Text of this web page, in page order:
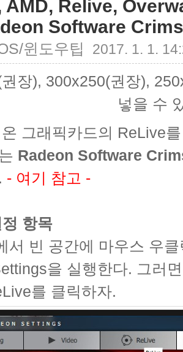
AMD, Relive,
Software
윈도우팁 2017. 1. 1.
장), 300x250(권장),
넣을 수
그래픽카드의 ReLive
Radeon Software
- 여기 참고 -
항목
서 빈 공간에 마우스 우
을 실행한다. 그러
를 클릭하자.